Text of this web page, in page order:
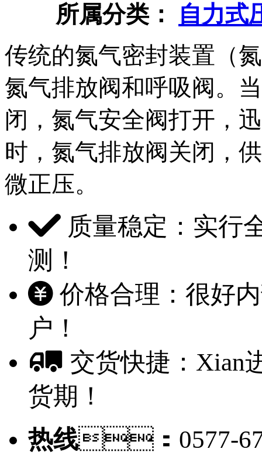
所属分类：
自力式
传统的氮气密封装置（氮气
氮气排放阀和呼吸阀。
闭，氮气安全阀打开
时，氮气排放阀关闭
微正压。
质量稳定：实
测！
价格合理：很好内
户！
交货快捷：Xian
货期！
热线：0577-